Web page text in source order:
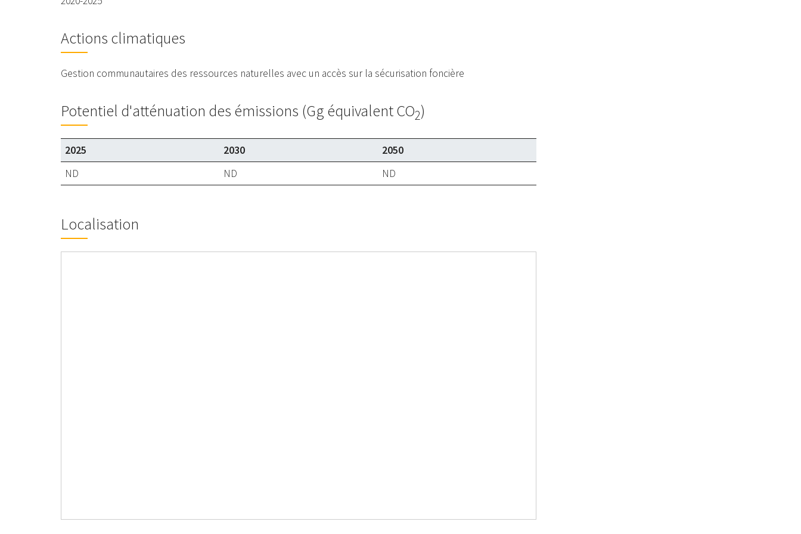
Actions climatiques
Gestion communautaires des ressources naturelles avec un accès sur la sécurisation foncière
Potentiel d'atténuation des émissions (Gg équivalent CO2)
2025 2030
2050
ND
ND ND
Localisation